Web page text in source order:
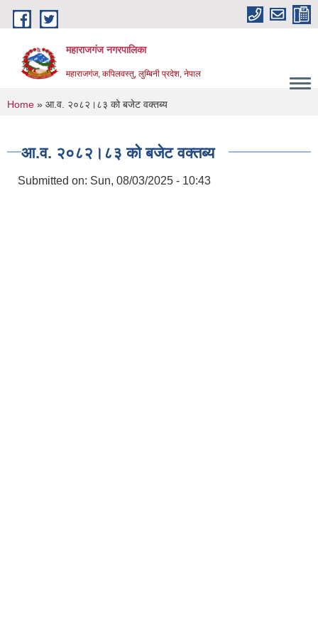
Skip to main content
महाराजगंज नगरपालिका
महाराजगंज, कपिलवस्तु, लुम्बिनी प्रदेश, नेपाल
You are here
Home » आ.व. २०८२।८३ को बजेट वक्तब्य
आ.व. २०८२।८३ को बजेट वक्तब्य
Submitted on: Sun, 08/03/2025 - 10:43